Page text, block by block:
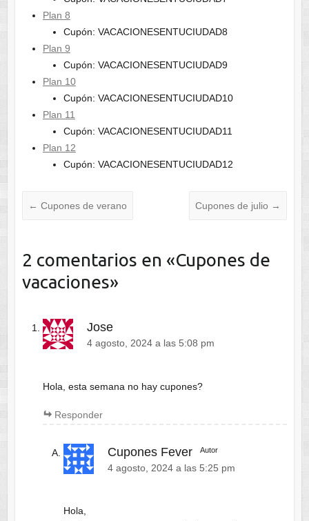
Plan 8
Cupón: VACACIONESENTUCIUDAD8
Plan 9
Cupón: VACACIONESENTUCIUDAD9
Plan 10
Cupón: VACACIONESENTUCIUDAD10
Plan 11
Cupón: VACACIONESENTUCIUDAD11
Plan 12
Cupón: VACACIONESENTUCIUDAD12
← Cupones de verano Cupones de julio →
2 comentarios en «Cupones de
vacaciones»
Jose
4 agosto, 2024 a las 5:08 pm
Hola, esta semana no hay cupones?
Responder
Cupones Fever Autor
4 agosto, 2024 a las 5:25 pm
Hola,